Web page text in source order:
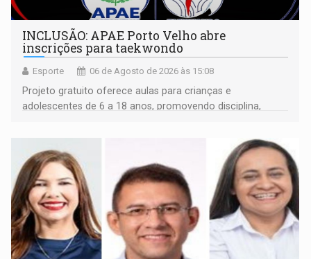
INCLUSÃO: APAE Porto Velho abre
inscrições para taekwondo
Esporte 06 de Agosto de 2026 às 15:08
Projeto gratuito oferece aulas para crianças e
adolescentes de 6 a 18 anos, promovendo disciplina,